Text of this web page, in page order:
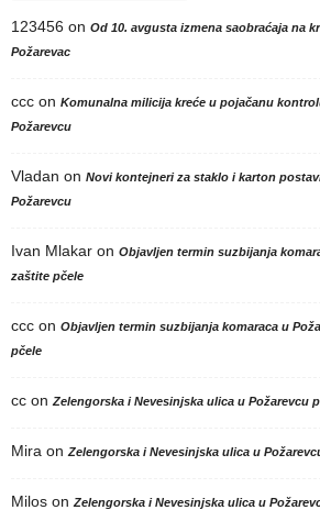
123456 on Od 10. avgusta izmena saobraćaja na
Požarevac
ccc on Komunalna milicija kreće u pojačanu
Požarevcu
Vladan on Novi kontejneri za staklo i karton
Požarevcu
Ivan Mlakar on Objavljen termin suzbijanja
zaštite pčele
ccc on Objavljen termin suzbijanja komaraca u
pčele
cc on Zelengorska i Nevesinjska ulica u Požarevcu
Mira on Zelengorska i Nevesinjska ulica u
Milos on Zelengorska i Nevesinjska ulica u